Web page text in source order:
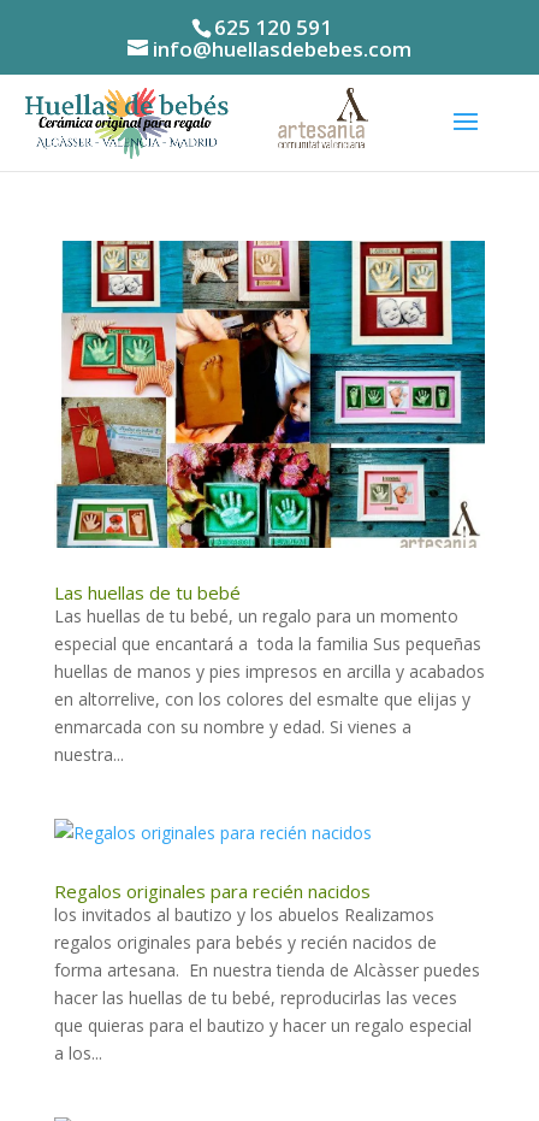
625 120 591
info@huellasdebebes.com
Las huellas de tu bebé
Las huellas de tu bebé, un regalo para un momento
especial que encantará a toda la familia Sus pequeñas
huellas de manos y pies impresos en arcilla y acabados
en altorrelive, con los colores del esmalte que elijas y
enmarcada con su nombre y edad. Si vienes a
nuestra...
Regalos originales para recién nacidos
los invitados al bautizo y los abuelos Realizamos
regalos originales para bebés y recién nacidos de
forma artesana. En nuestra tienda de Alcàsser puedes
hacer las huellas de tu bebé, reproducirlas las veces
que quieras para el bautizo y hacer un regalo especial
a los...